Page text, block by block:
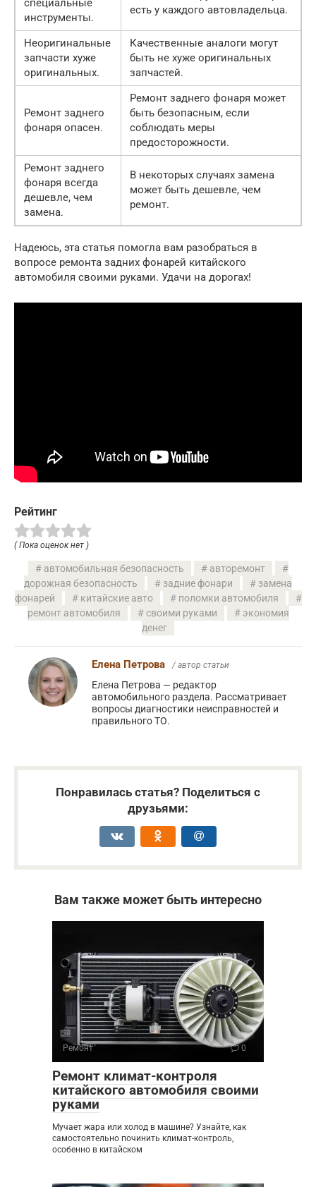
специальные
инструменты.
есть у каждого автовладельца.
Неоригинальные
запчасти хуже
оригинальных.
Качественные аналоги могут
быть не хуже оригинальных
запчастей.
Ремонт заднего
фонаря опасен.
Ремонт заднего фонаря может
быть безопасным, если
соблюдать меры
предосторожности.
Ремонт заднего
фонаря всегда
дешевле, чем
замена.
В некоторых случаях замена
может быть дешевле, чем
ремонт.
Надеюсь, эта статья помогла вам разобраться в
вопросе ремонта задних фонарей китайского
автомобиля своими руками. Удачи на дорогах!
Рейтинг
( Пока оценок нет )
автомобильная безопасность
авторемонт
дорожная безопасность
задние фонари
замена
фонарей
китайские авто
поломки автомобиля
ремонт автомобиля
своими руками
экономия
денег
Елена Петрова / автор статьи
Елена Петрова — редактор
автомобильного раздела. Рассматривает
вопросы диагностики неисправностей и
правильного ТО.
Понравилась статья? Поделиться с
друзьями:
Вам также может быть интересно
Ремонт 0
Ремонт климат-контроля
китайского автомобиля своими
руками
Мучает жара или холод в машине? Узнайте, как
самостоятельно починить климат-контроль,
особенно в китайском